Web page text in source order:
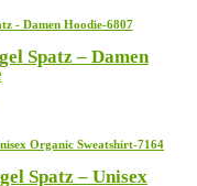
Spatz – Damen
Spatz – Unisex